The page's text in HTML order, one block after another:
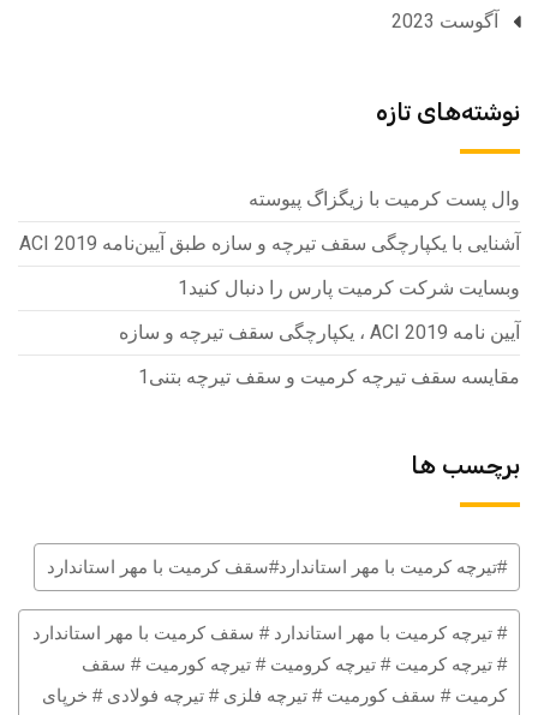
آگوست 2023
نوشته‌های تازه
وال پست کرمیت با زیگزاگ پیوسته
آشنایی با یکپارچگی سقف تیرچه و سازه طبق آیین‌نامه ACI 2019
وبسایت شرکت کرمیت پارس را دنبال کنید1
آیین نامه ACI 2019 ، یکپارچگی سقف تیرچه و سازه
مقایسه سقف تیرچه کرمیت و سقف تیرچه بتنی1
برچسب ها
#تیرچه کرمیت با مهر استاندارد#سقف کرمیت با مهر استاندارد
# تیرچه کرمیت با مهر استاندارد # سقف کرمیت با مهر استاندارد
# تیرچه کرمیت # تیرچه کرومیت # تیرچه کورمیت # سقف
کرمیت # سقف کورمیت # تیرچه فلزی # تیرچه فولادی # خرپای